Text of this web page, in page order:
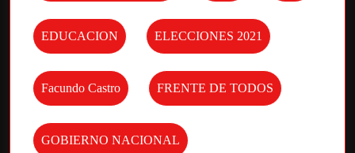
EDUCACION ELECCIONES 2021
Facundo Castro FRENTE DE TODOS
GOBIERNO NACIONAL